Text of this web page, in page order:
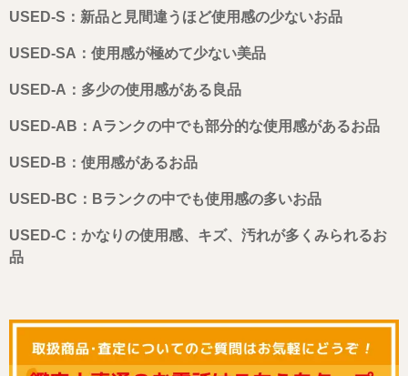
USED-S：新品と見間違うほど使用感の少ないお品
USED-SA：使用感が極めて少ない美品
USED-A：多少の使用感がある良品
USED-AB：Aランクの中でも部分的な使用感があるお品
USED-B：使用感があるお品
USED-BC：Bランクの中でも使用感の多いお品
USED-C：かなりの使用感、キズ、汚れが多くみられるお
品